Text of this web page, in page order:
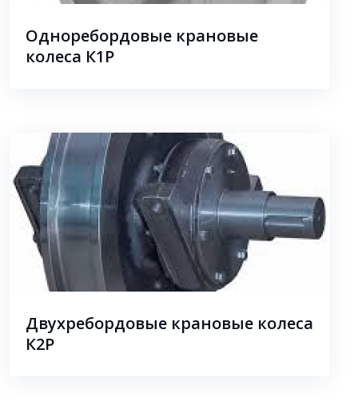
Одноребордовые крановые
колеса К1Р
Двухребордовые крановые колеса
К2Р